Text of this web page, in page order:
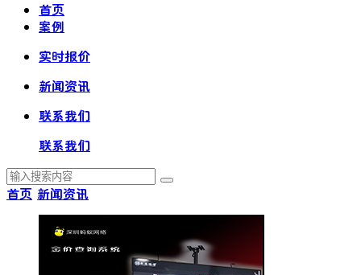
首页
案例
实时报价
新闻资讯
联系我们
联系我们
首页 新闻资讯